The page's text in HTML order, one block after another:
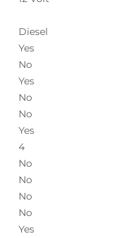
Diesel
Yes
No
Yes
No
No
Yes
4
No
No
No
No
Yes